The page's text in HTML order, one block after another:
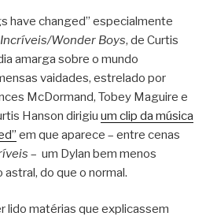
have changed” especialmente
Wonder Boys, de Curtis
amarga sobre o mundo
vaidades, estrelado por
McDormand, Tobey Maguire e
Hanson dirigiu um clip da música
em que aparece – entre cenas
– um Dylan bem menos
do que o normal.
lido matérias que explicassem